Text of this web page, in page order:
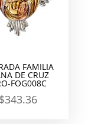
FAMILIA
DE CRUZ
FOG008C
$343.36